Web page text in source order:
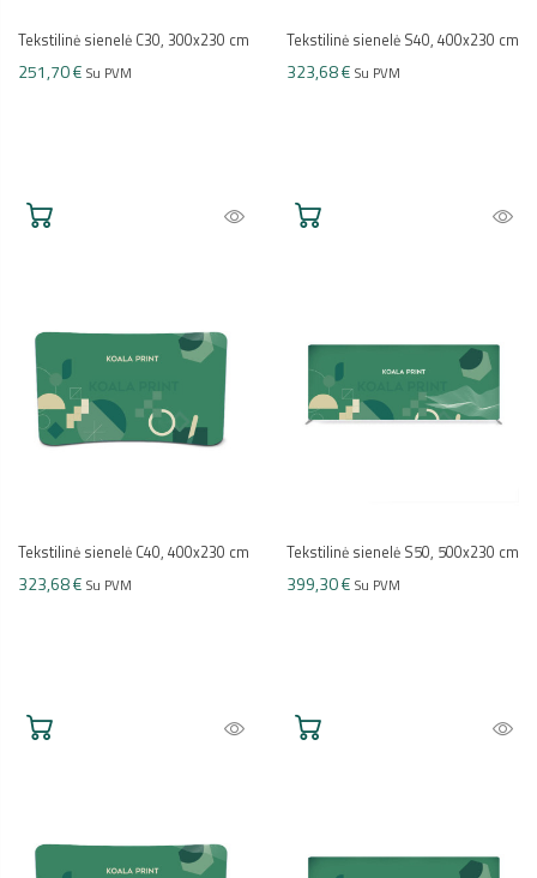
Tekstilinė sienelė C30, 300x230 cm
251,70 € Su PVM
Tekstilinė sienelė S40, 400x230 cm
323,68 € Su PVM
Tekstilinė sienelė C40, 400x230 cm
323,68 € Su PVM
Tekstilinė sienelė S50, 500x230 cm
399,30 € Su PVM